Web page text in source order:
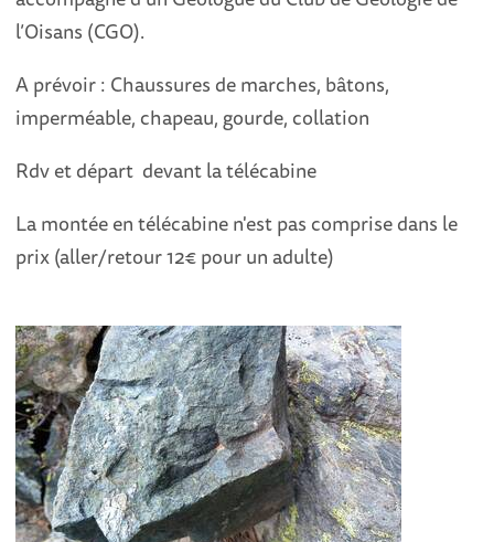
l’Oisans (CGO).
A prévoir : Chaussures de marches, bâtons,
imperméable, chapeau, gourde, collation
Rdv et départ devant la télécabine
La montée en télécabine n'est pas comprise dans le
prix (aller/retour 12€ pour un adulte)